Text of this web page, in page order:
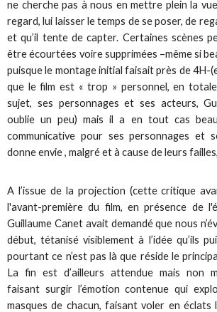
ne cherche pas à nous en mettre plein la
regard, lui laisser le temps de se poser, de
et qu’il tente de capter. Certaines scènes
être écourtées voire supprimées –même si
puisque le montage initial faisait près de 4H-
que le film est « trop » personnel, en
sujet, ses personnages et ses acteurs,
oublie un peu) mais il a en tout cas
communicative pour ses personnages et
donne envie , malgré et à cause de leurs
A l’issue de la projection (cette critique
l'avant-première du film, en présence de
Guillaume Canet avait demandé que nous
début, tétanisé visiblement à l’idée qu’ils
pourtant ce n’est pas là que réside le
La fin est d’ailleurs attendue mais non
faisant surgir l’émotion contenue qui
masques de chacun, faisant voler en éclats